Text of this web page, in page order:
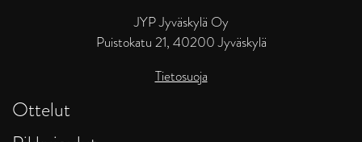
JYP Jyväskylä Oy
Puistokatu 21, 40200 Jyväskylä
Tietosuoja
Ottelut